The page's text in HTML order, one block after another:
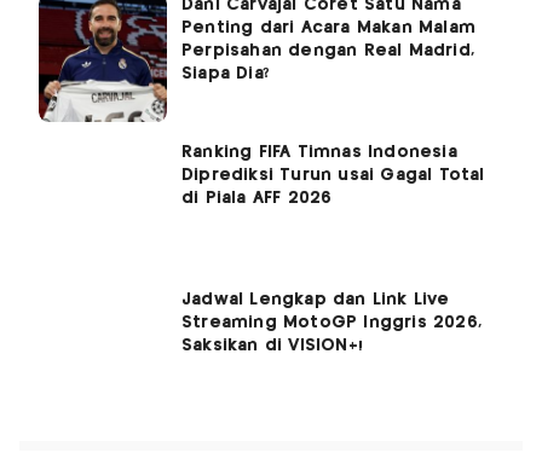
Dani Carvajal Coret Satu Nama
Penting dari Acara Makan Malam
Perpisahan dengan Real Madrid,
Siapa Dia?
Ranking FIFA Timnas Indonesia
Diprediksi Turun usai Gagal Total
di Piala AFF 2026
Jadwal Lengkap dan Link Live
Streaming MotoGP Inggris 2026,
Saksikan di VISION+!